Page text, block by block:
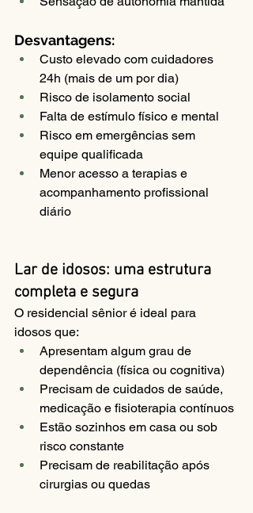
Desvantagens:
Custo elevado com cuidadores
24h (mais de um por dia)
Risco de isolamento social
Falta de estímulo físico e mental
Risco em emergências sem
equipe qualificada
Menor acesso a terapias e
acompanhamento profissional
diário
Lar de idosos: uma estrutura
completa e segura
O residencial sênior é ideal para
idosos que:
Apresentam algum grau de
dependência (física ou cognitiva)
Precisam de cuidados de saúde,
medicação e fisioterapia contínuos
Estão sozinhos em casa ou sob
risco constante
Precisam de reabilitação após
cirurgias ou quedas